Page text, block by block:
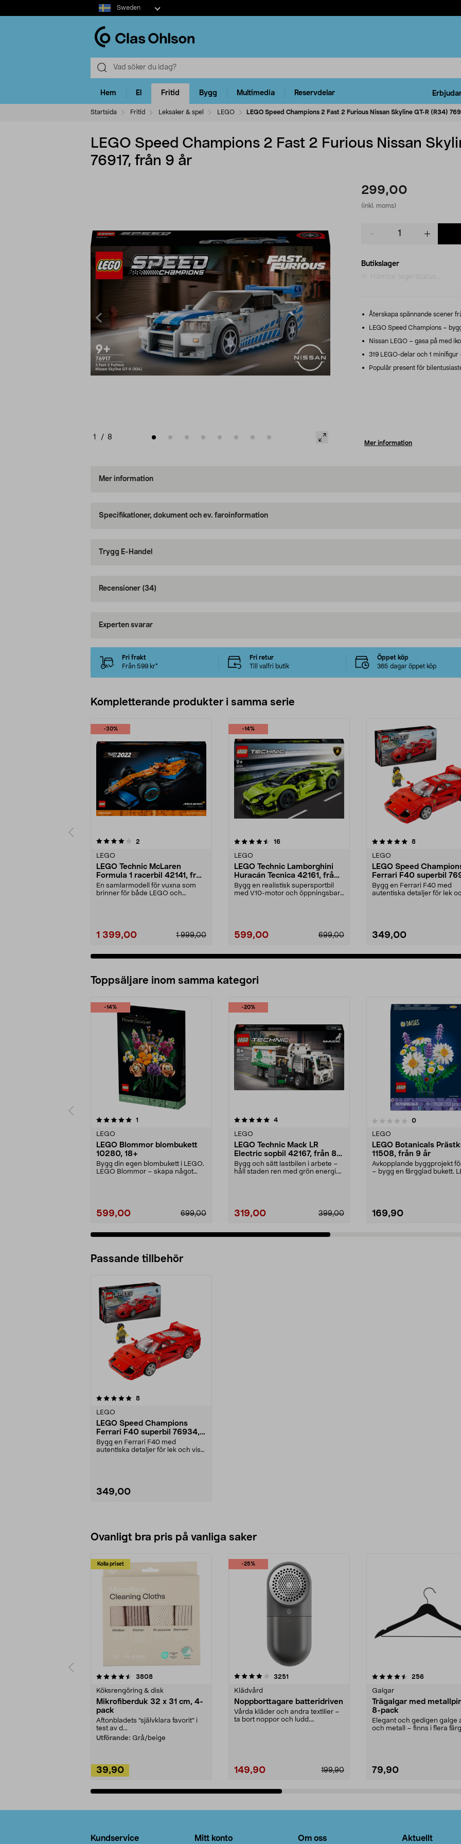
Select
market
Sweden
Hem El Fritid Bygg Multimedia Reservdelar
Startsida Fritid Leksaker & spel LEGO LEGO Speed Champions 2 Fast 2 Furious Nissan Skyline GT-R (R34)
LEGO Speed Champions 2 Fast 2 Furious Nissan
76917, från 9 år
1 / 8
299,00
(inkl. moms)
Butikslager
Återskapa spännande scener
LEGO Speed Champions –
Nissan LEGO – gasa på med
319 LEGO-delar och 1
Populär present för
Mer information
Mer information
Specifikationer, dokument och ev. faroinformation
Trygg E-Handel
Recensioner (34)
Experten svarar
Fri frakt
Från 599 kr*
Fri retur
Till valfri butik
Öppet köp
365 dagar öppet köp
Kompletterande produkter i samma serie
-30%
2
LEGO
LEGO Technic McLaren
Formula 1 racerbil 42141, från
18 år
En samlarmodell för vuxna som
brinner för både LEGO och
1 999,00
1 399,00
-14%
4.5av 5 stjärnor 16recensioner
LEGO
LEGO Technic Lamborghini
Huracán Tecnica 42161, från
9 år
Bygg en realistisk supersportbil
med V10-motor och öppningsbara
699,00
599,00
5.0av 5 stjärnor 8recensioner
LEGO
LEGO Speed
Ferrari F40 superbil
från 9 år
Bygg en Ferrari F40 med
autentiska detaljer för lek
349,00
0.0 av 5 stjärnor
Toppsäljare inom samma kategori
-14%
1
LEGO
LEGO Blommor blombukett
10280, 18+
Bygg din egen blombukett i LEGO.
LEGO Blommor – skapa något
599,00 699,00
-20%
5.0 av 5 stjärnor 4recensioner
LEGO
LEGO Technic Mack LR
Electric sopbil 42167, från 8
år
Bygg och sätt lastbilen i arbete –
håll staden ren med grön energi.
319,00 399,00
0.0 av 5 stjärnor 0recensioner
LEGO
LEGO Botanicals
11508, från 9 år
Avkopplande byggprojekt
– bygg en färgglad bukett.
169,90
4.5 av 5 stjärnor
Passande tillbehör
8recensioner
LEGO
LEGO Speed Champions
Ferrari F40 superbil 76934,
från 9 år
Bygg en Ferrari F40 med
autentiska detaljer för lek och visa
349,00
Ovanligt bra pris på vanliga saker
Kolla priset
3808recensioner
Köksrengöring & disk
Mikrofiberduk 32 x 31 cm, 4-
pack
Aftonbladets "självklara favorit” i
test av d...
Utförande: Grå/beige
39,90
-25%
4.0av 5 stjärnor 3251
Klädvård
Noppborttagare batteridriven
Vårda kläder och andra textilier –
ta bort noppor och ludd.
199,90
149,90
4.5av 5 stjärnor 256recensioner
Galgar
Trägalgar med
8-pack
Elegant och gedigen galge
och metall – finns i flera
79,90
4.0av 5 stjärnor
Kundservice Mitt konto Om oss Aktuellt